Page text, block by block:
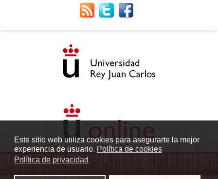
Este sitio web utiliza cookies para asegurarte la mejor
experiencia de usuario. Política de cookies
Política de privacidad